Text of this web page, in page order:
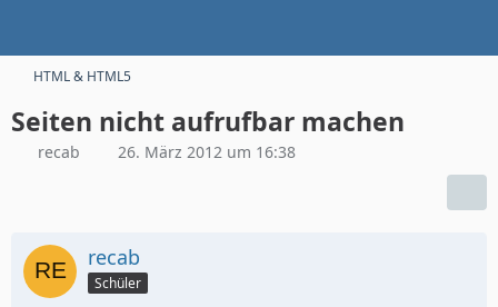
HTML & HTML5
Seiten nicht aufrufbar machen
recab 26. März 2012 um 16:38
recab
Schüler